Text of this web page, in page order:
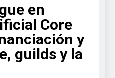
en
Core
y
guilds y la